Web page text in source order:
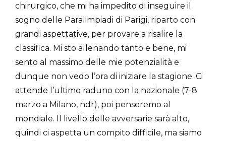
chirurgico, che mi ha impedito di inseguire il
sogno delle Paralimpiadi di Parigi, riparto con
grandi aspettative, per provare a risalire la
classifica. Mi sto allenando tanto e bene, mi
sento al massimo delle mie potenzialità e
dunque non vedo l’ora di iniziare la stagione. Ci
attende l’ultimo raduno con la nazionale (7-8
marzo a Milano, ndr), poi penseremo al
mondiale. Il livello delle avversarie sarà alto,
quindi ci aspetta un compito difficile, ma siamo